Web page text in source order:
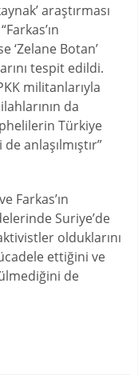
araştırması
‘Zelane Botan’
tespit edildi.
militanlarıyla
da
Türkiye
anlaşılmıştır”
Farkas’ın
Suriye’de
olduklarını
ettiğini ve
de